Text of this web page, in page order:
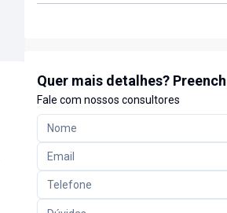
Quer mais detalhes?
Fale com nossos consultores